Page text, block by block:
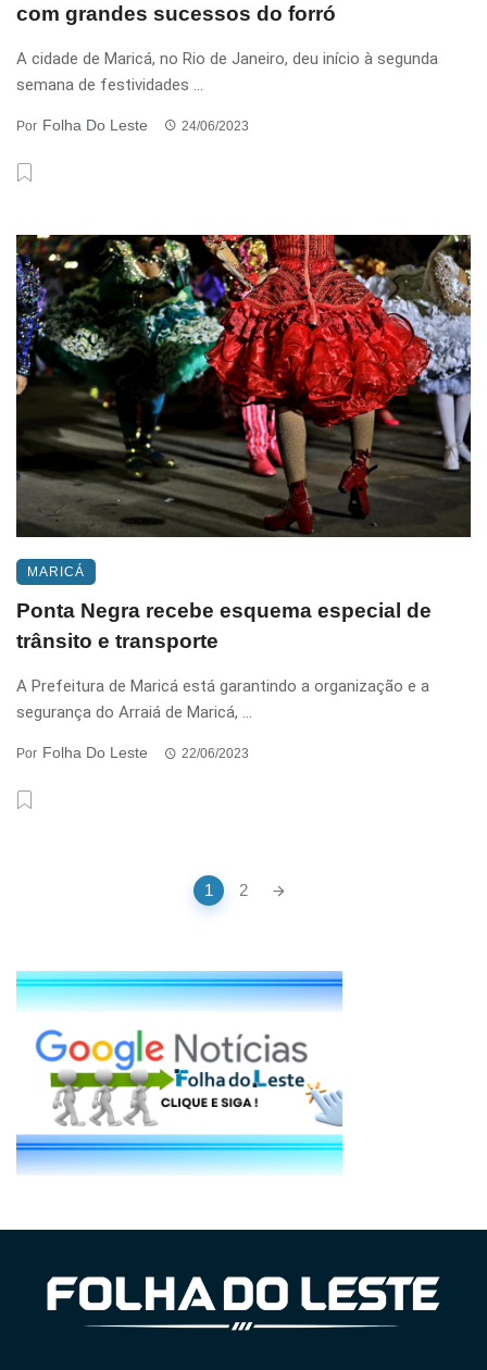
com grandes sucessos do forró
A cidade de Maricá, no Rio de Janeiro, deu início à segunda
semana de festividades ...
Por Folha Do Leste 24/06/2023
MARICÁ
Ponta Negra recebe esquema especial de
trânsito e transporte
A Prefeitura de Maricá está garantindo a organização e a
segurança do Arraiá de Maricá, ...
Por Folha Do Leste 22/06/2023
1 2